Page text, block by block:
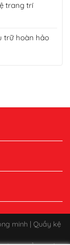
trang trí
trữ hoàn hảo
minh | Quầy kệ